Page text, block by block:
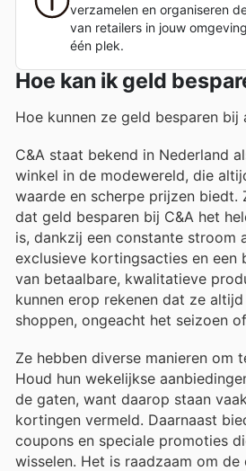
verzamelen en organiseren
van retailers in jouw
één plek.
Hoe kan ik geld
Hoe kunnen ze geld besparen bij
C&A staat bekend in Nederland
winkel in de modewereld, die
waarde en scherpe prijzen biedt.
dat geld besparen bij C&A het
is, dankzij een constante stroom
exclusieve kortingsacties en een
van betaalbare, kwalitatieve
kunnen erop rekenen dat ze
shoppen, ongeacht het seizoen
Ze hebben diverse manieren om
Houd hun wekelijkse
de gaten, want daarop staan
kortingen vermeld. Daarnaast
coupons en speciale promoties
wisselen. Het is raadzaam om